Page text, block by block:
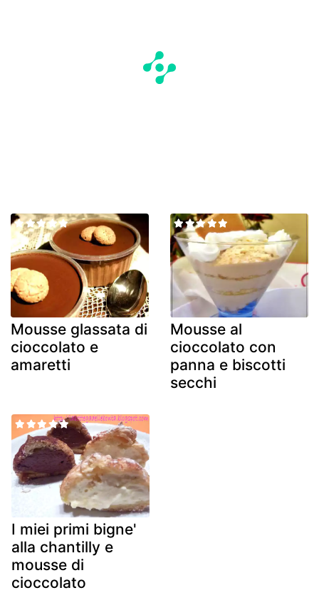
Mousse glassata di
cioccolato e
amaretti
Mousse al
cioccolato con
panna e biscotti
secchi
I miei primi bigne'
alla chantilly e
mousse di
cioccolato